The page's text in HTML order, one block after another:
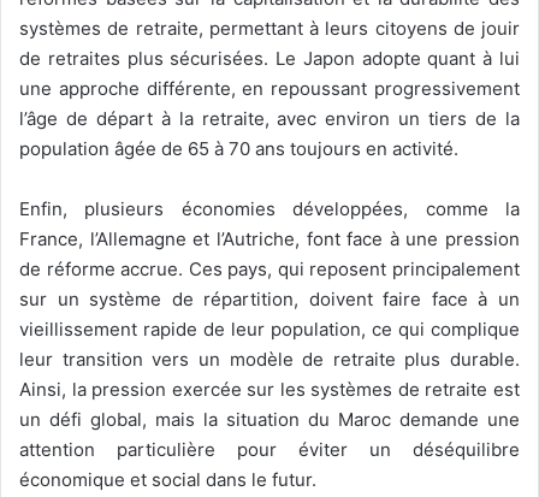
systèmes de retraite, permettant à leurs citoyens de jouir
de retraites plus sécurisées. Le Japon adopte quant à lui
une approche différente, en repoussant progressivement
l’âge de départ à la retraite, avec environ un tiers de la
population âgée de 65 à 70 ans toujours en activité.
Enfin, plusieurs économies développées, comme la
France, l’Allemagne et l’Autriche, font face à une pression
de réforme accrue. Ces pays, qui reposent principalement
sur un système de répartition, doivent faire face à un
vieillissement rapide de leur population, ce qui complique
leur transition vers un modèle de retraite plus durable.
Ainsi, la pression exercée sur les systèmes de retraite est
un défi global, mais la situation du Maroc demande une
attention particulière pour éviter un déséquilibre
économique et social dans le futur.